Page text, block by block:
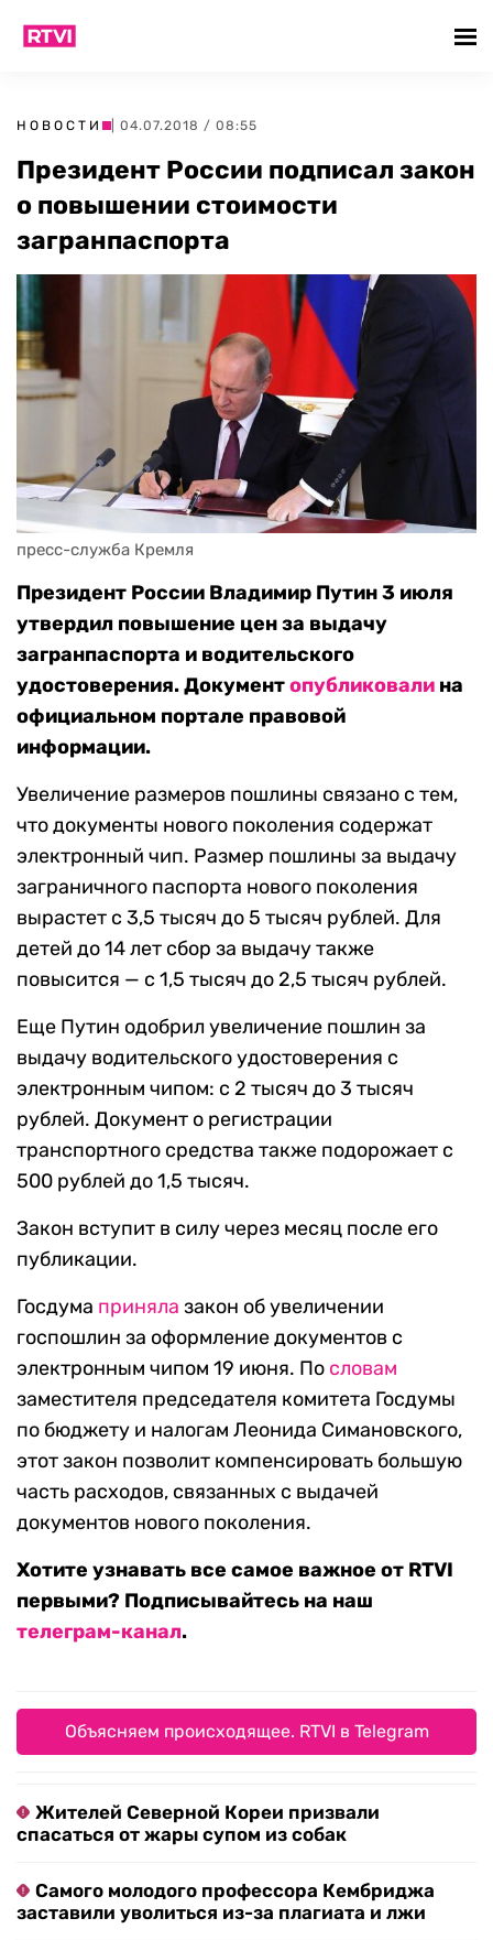
НОВОСТИ | 04.07.2018 / 08:55
Президент России подписал закон
о повышении стоимости
загранпаспорта
пресс-служба Кремля
Президент России Владимир Путин 3 июля
утвердил повышение цен за выдачу
загранпаспорта и водительского
удостоверения. Документопубликовали на
официальном портале правовой
информации.
Увеличение размеров пошлины связано с тем,
что документы нового поколения содержат
электронный чип. Размер пошлины за выдачу
заграничного паспорта нового поколения
вырастет с 3,5 тысяч до 5 тысяч рублей. Для
детей до 14 лет сбор за выдачу также
повысится — с 1,5 тысяч до 2,5 тысяч рублей.
Еще Путин одобрил увеличение пошлин за
выдачу водительского удостоверения с
электронным чипом: с 2 тысяч до 3 тысяч
рублей. Документ о регистрации
транспортного средства также подорожает с
500 рублей до 1,5 тысяч.
Закон вступит в силу через месяц после его
публикации.
Госдума приняла закон об увеличении
госпошлин за оформление документов с
электронным чипом 19 июня. По словам
заместителя председателя комитета Госдумы
по бюджету и налогам Леонида Симановского,
этот закон позволит компенсировать большую
часть расходов, связанных с выдачей
документов нового поколения.
Хотите узнавать все самое важное от RTVI
первыми? Подписывайтесь на наш
телеграм-канал.
Объясняем происходящее. RTVI в Telegram
Жителей Северной Кореи призвали
спасаться от жары супом из собак
Самого молодого профессора Кембриджа
заставили уволиться из-за плагиата и лжи